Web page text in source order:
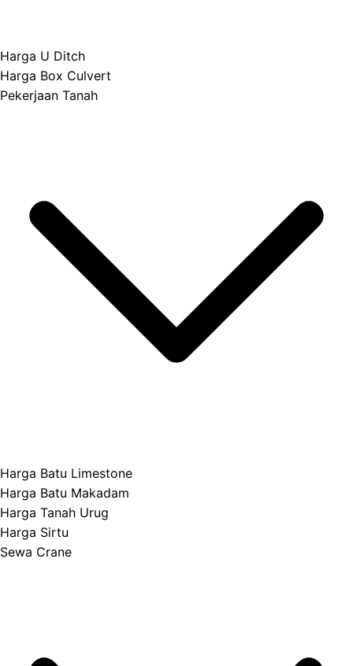
Harga U Ditch
Harga Box Culvert
Pekerjaan Tanah
Harga Batu Limestone
Harga Batu Makadam
Harga Tanah Urug
Harga Sirtu
Sewa Crane